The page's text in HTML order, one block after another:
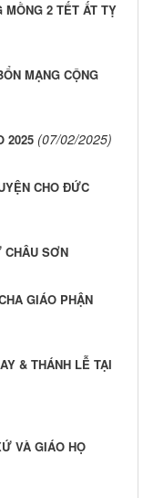
MỒNG 2 TẾT ẤT TỴ
MẠNG CỘNG
2025 (07/02/2025)
CHO ĐỨC
SƠN
GIÁO PHẬN
& THÁNH LỄ TẠI
VÀ GIÁO HỌ